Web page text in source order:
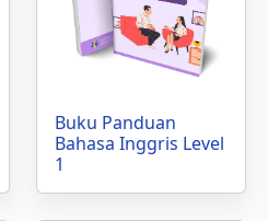
Buku Panduan
Bahasa Inggris Level
1